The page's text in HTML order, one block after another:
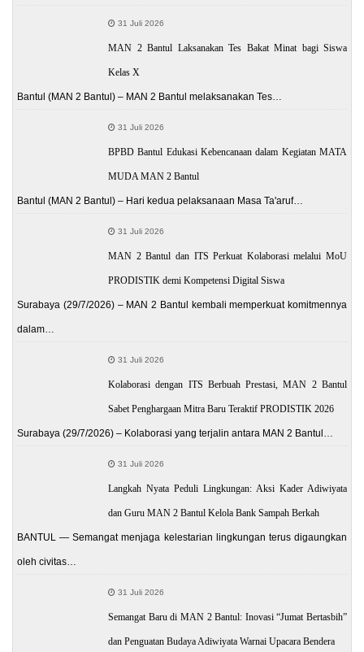
31 Juli 2026
MAN 2 Bantul Laksanakan Tes Bakat Minat bagi Siswa
Kelas X
Bantul (MAN 2 Bantul) – MAN 2 Bantul melaksanakan Tes…
31 Juli 2026
BPBD Bantul Edukasi Kebencanaan dalam Kegiatan MATA
MUDA MAN 2 Bantul
Bantul (MAN 2 Bantul) – Hari kedua pelaksanaan Masa Ta'aruf…
31 Juli 2026
MAN 2 Bantul dan ITS Perkuat Kolaborasi melalui MoU
PRODISTIK demi Kompetensi Digital Siswa
Surabaya (29/7/2026) – MAN 2 Bantul kembali memperkuat komitmennya
dalam…
31 Juli 2026
Kolaborasi dengan ITS Berbuah Prestasi, MAN 2 Bantul
Sabet Penghargaan Mitra Baru Teraktif PRODISTIK 2026
Surabaya (29/7/2026) – Kolaborasi yang terjalin antara MAN 2 Bantul…
31 Juli 2026
Langkah Nyata Peduli Lingkungan: Aksi Kader Adiwiyata
dan Guru MAN 2 Bantul Kelola Bank Sampah Berkah
BANTUL — Semangat menjaga kelestarian lingkungan terus digaungkan
oleh civitas…
31 Juli 2026
Semangat Baru di MAN 2 Bantul: Inovasi “Jumat Bertasbih”
dan Penguatan Budaya Adiwiyata Warnai Upacara Bendera